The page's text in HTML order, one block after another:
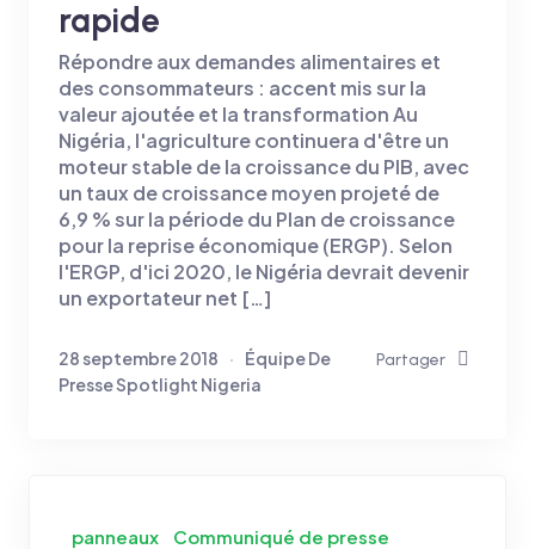
rapide
Répondre aux demandes alimentaires et
des consommateurs : accent mis sur la
valeur ajoutée et la transformation Au
Nigéria, l'agriculture continuera d'être un
moteur stable de la croissance du PIB, avec
un taux de croissance moyen projeté de
6,9 % sur la période du Plan de croissance
pour la reprise économique (ERGP). Selon
l'ERGP, d'ici 2020, le Nigéria devrait devenir
un exportateur net […]
Partager
28 septembre 2018
Équipe De
Presse Spotlight Nigeria
panneaux
Communiqué de presse